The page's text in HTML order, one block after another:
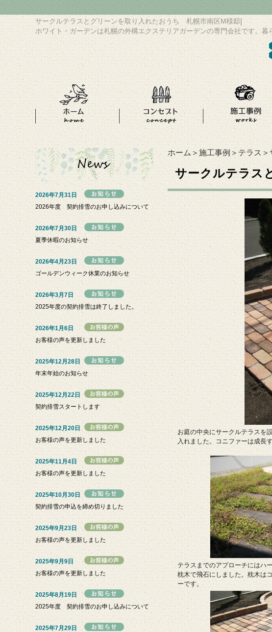
サークルテラスとグリーンを取り入れたおうち 札幌市南区M様邸
ホワイト・ガーデンは札幌の外構エクステリアガーデンの専門会社です。
ホーム＞ 施工事例 ＞テラス
サークルテラス
お庭の中央にサークルテラスを
入れました。コニファーは成長
テラスまでのアプローチにはハ
枕木で飛石にしました。枕木は
ーです。
2026年7月31日
2026年度 契約排雪のお申し込みについて
2026年7月30日
夏季休暇のお知らせ
2026年4月23日
ゴールデンウィーク休業のお知らせ
2026年3月7日
2025年度の契約排雪は終了しました。
2026年1月6日
お客様の声を更新しました
2025年12月28日
年末年始のお知らせ
2025年12月22日
契約排雪スタートします
2025年12月20日
お客様の声を更新しました
2025年11月4日
お客様の声を更新しました
2025年10月30日
契約排雪の申込を締め切りました
2025年9月23日
お客様の声を更新しました
2025年9月9日
お客様の声を更新しました
2025年8月19日
2025年度 契約排雪のお申し込みについて
2025年7月29日